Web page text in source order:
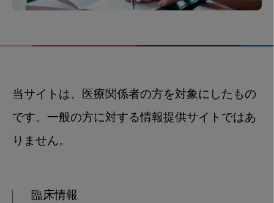
当サイトは、医療関係者の方を対象にしたもの
です。一般の方に対する情報提供サイトではあ
りません。
臨床情報